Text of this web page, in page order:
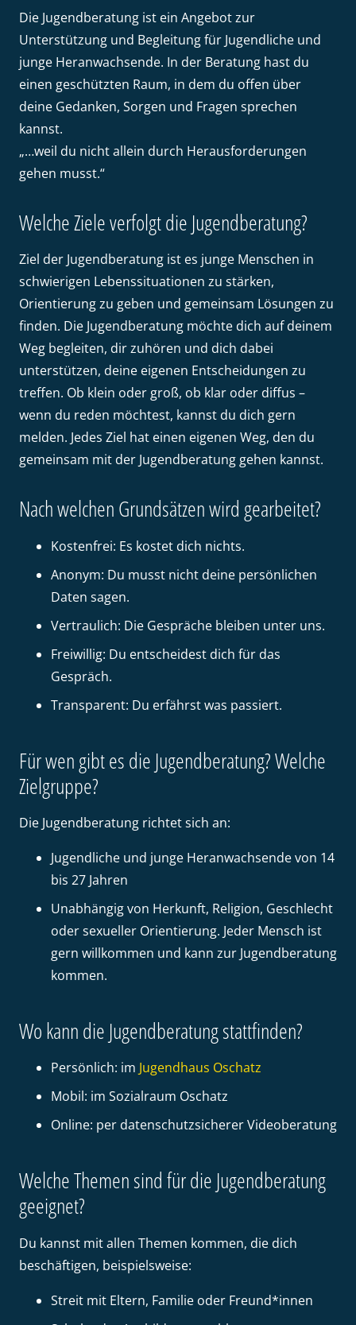
Die Jugendberatung ist ein Angebot zur
Unterstützung und Begleitung für Jugendliche und
junge Heranwachsende. In der Beratung hast du
einen geschützten Raum, in dem du offen über
deine Gedanken, Sorgen und Fragen sprechen
kannst.
„…weil du nicht allein durch Herausforderungen
gehen musst.“
Welche Ziele verfolgt die Jugendberatung?
Ziel der Jugendberatung ist es junge Menschen in
schwierigen Lebenssituationen zu stärken,
Orientierung zu geben und gemeinsam Lösungen zu
finden. Die Jugendberatung möchte dich auf deinem
Weg begleiten, dir zuhören und dich dabei
unterstützen, deine eigenen Entscheidungen zu
treffen. Ob klein oder groß, ob klar oder diffus –
wenn du reden möchtest, kannst du dich gern
melden. Jedes Ziel hat einen eigenen Weg, den du
gemeinsam mit der Jugendberatung gehen kannst.
Nach welchen Grundsätzen wird gearbeitet?
Kostenfrei: Es kostet dich nichts.
Anonym: Du musst nicht deine persönlichen
Daten sagen.
Vertraulich: Die Gespräche bleiben unter uns.
Freiwillig: Du entscheidest dich für das
Gespräch.
Transparent: Du erfährst was passiert.
Für wen gibt es die Jugendberatung? Welche
Zielgruppe?
Die Jugendberatung richtet sich an:
Jugendliche und junge Heranwachsende von 14
bis 27 Jahren
Unabhängig von Herkunft, Religion, Geschlecht
oder sexueller Orientierung. Jeder Mensch ist
gern willkommen und kann zur Jugendberatung
kommen.
Wo kann die Jugendberatung stattfinden?
Persönlich: im Jugendhaus Oschatz
Mobil: im Sozialraum Oschatz
Online: per datenschutzsicherer Videoberatung
Welche Themen sind für die Jugendberatung
geeignet?
Du kannst mit allen Themen kommen, die dich
beschäftigen, beispielsweise:
Streit mit Eltern, Familie oder Freund*innen